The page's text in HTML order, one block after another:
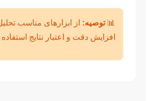
توصیه:از ابزارهای مناسب تحلیل
افزایش دقت و اعتبار نتایج استفاده